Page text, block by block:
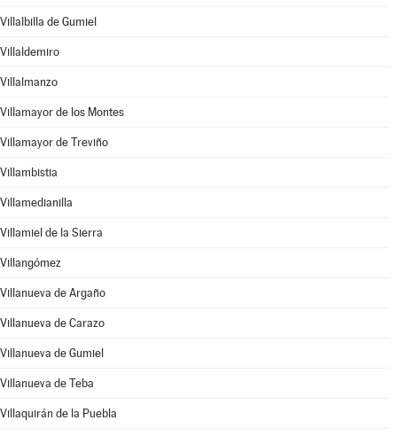
Villalbilla de Gumiel
Villaldemiro
Villalmanzo
Villamayor de los Montes
Villamayor de Treviño
Villambistia
Villamedianilla
Villamiel de la Sierra
Villangómez
Villanueva de Argaño
Villanueva de Carazo
Villanueva de Gumiel
Villanueva de Teba
Villaquirán de la Puebla